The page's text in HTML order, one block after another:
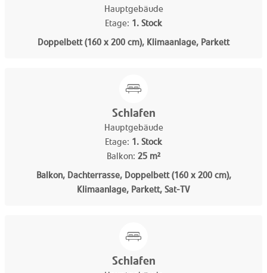
Hauptgebäude
Etage: 1. Stock
Doppelbett (160 x 200 cm), Klimaanlage, Parkett
Schlafen
Hauptgebäude
Etage: 1. Stock
Balkon: 25 m²
Balkon, Dachterrasse, Doppelbett (160 x 200 cm),
Klimaanlage, Parkett, Sat-TV
Schlafen